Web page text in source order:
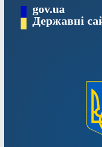
Перейтиgov.ua
Державні